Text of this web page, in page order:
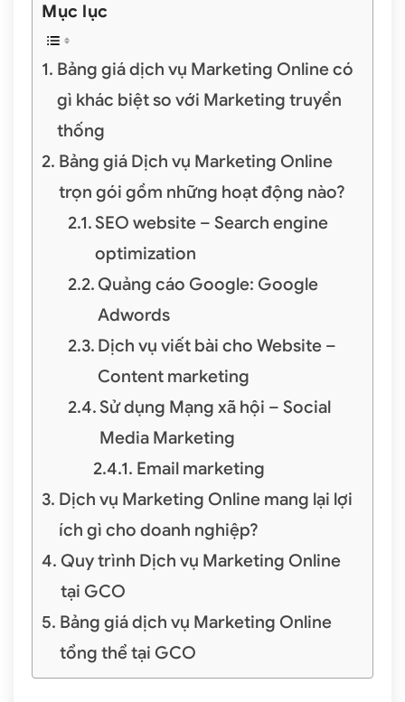
Mục lục
Bảng giá dịch vụ Marketing Online có
gì khác biệt so với Marketing truyền
thống
Bảng giá Dịch vụ Marketing Online
trọn gói gồm những hoạt động nào?
SEO website – Search engine
optimization
Quảng cáo Google: Google
Adwords
Dịch vụ viết bài cho Website –
Content marketing
Sử dụng Mạng xã hội – Social
Media Marketing
Email marketing
Dịch vụ Marketing Online mang lại lợi
ích gì cho doanh nghiệp?
Quy trình Dịch vụ Marketing Online
tại GCO
Bảng giá dịch vụ Marketing Online
tổng thể tại GCO